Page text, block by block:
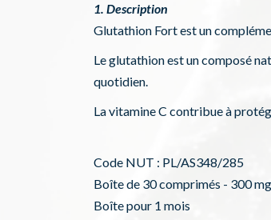
1. Description
Glutathion Fort est un
Le glutathion est un composé
quotidien.
La vitamine C contribue à
Code NUT : PL/AS348/285
Boîte de 30 comprimés - 300
Boîte pour 1 mois